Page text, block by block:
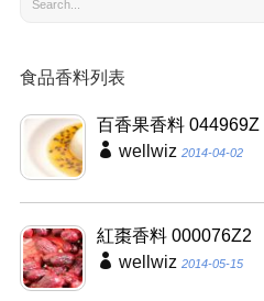
食品香料列表
百香果香料 044969Z
wellwiz 2014-04-02
紅棗香料 000076Z2
wellwiz 2014-05-15